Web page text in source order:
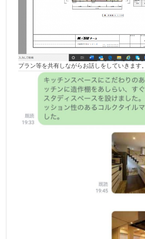
プラン等を共有しながらお話しをしていきます。